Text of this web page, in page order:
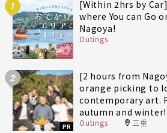
1
[Within 2hrs by
where You can Go
Nagoya!
Outings
2
PR
[2 hours from
orange picking to
contemporary art.
autumn and
fully enjoy Minami-
Outings 三重